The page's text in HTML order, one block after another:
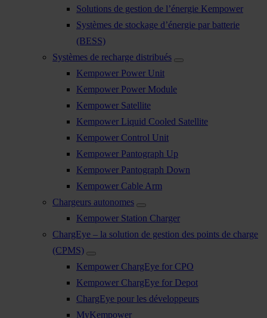
Solutions de gestion de l’énergie Kempower
Systèmes de stockage d’énergie par batterie
(BESS)
Systèmes de recharge distribués
Kempower Power Unit
Kempower Power Module
Kempower Satellite
Kempower Liquid Cooled Satellite
Kempower Control Unit
Kempower Pantograph Up
Kempower Pantograph Down
Kempower Cable Arm
Chargeurs autonomes
Kempower Station Charger
ChargEye – la solution de gestion des points de charge
(CPMS)
Kempower ChargEye for CPO
Kempower ChargEye for Depot
ChargEye pour les développeurs
MyKempower